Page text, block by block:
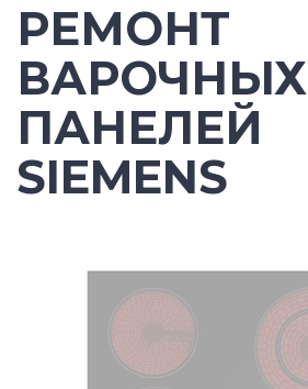
РЕМОНТ
ВАРОЧНЫХ
ПАНЕЛЕЙ
SIEMENS